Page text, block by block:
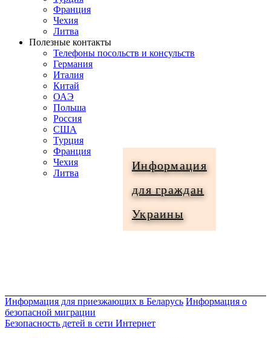
Франция
Чехия
Литва
Полезные контакты
Телефоны посольств и консульств
Германия
Италия
Китай
ОАЭ
Польша
Россия
США
Турция
Франция
Чехия
Литва
Информация
для граждан
Украины
Информация для приезжающих в Беларусь Информация о
безопасной миграции
Безопасность детей в сети Интернет